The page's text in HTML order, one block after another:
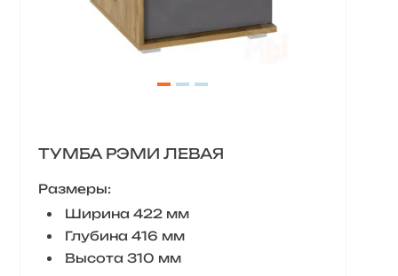
ТУМБА РЭМИ ЛЕВАЯ
Размеры:
Ширина 422 мм
Глубина 416 мм
Высота 310 мм